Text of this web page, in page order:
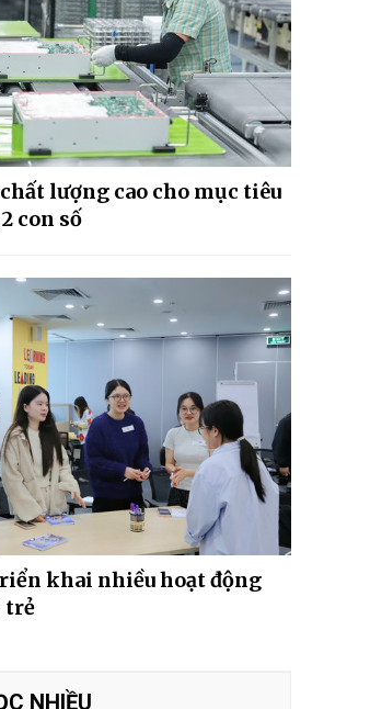
lượng cao cho mục tiêu
con số
khai nhiều hoạt động
trẻ
NHIỀU